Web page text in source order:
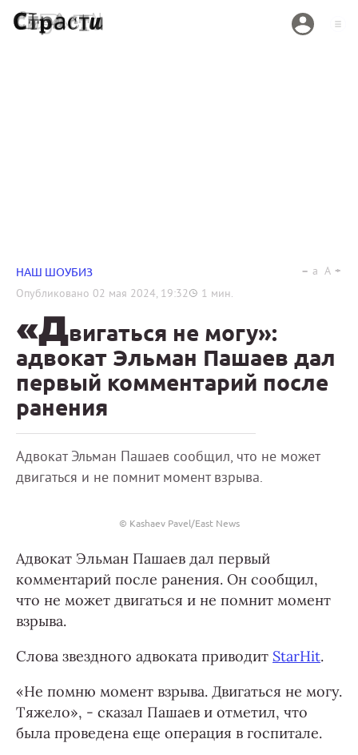
НАШ ШОУБИЗ
Опубликовано 02 мая 2024, 19:32 1 мин.
a A
«Двигаться не могу»:
адвокат Эльман Пашаев дал
первый комментарий после
ранения
Адвокат Эльман Пашаев сообщил, что не может
двигаться и не помнит момент взрыва.
© Kashaev Pavel/East News
Адвокат Эльман Пашаев дал первый
комментарий после ранения. Он сообщил,
что не может двигаться и не помнит момент
взрыва.
Слова звездного адвоката приводит StarHit.
«Не помню момент взрыва. Двигаться не могу.
Тяжело», - сказал Пашаев и отметил, что
была проведена еще операция в госпитале.